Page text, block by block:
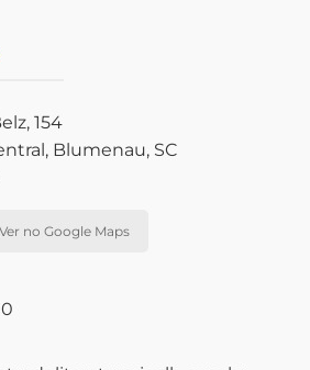
154
Blumenau, SC
Ver no Google Maps